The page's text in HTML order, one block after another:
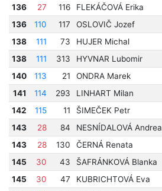
136
27 116 FLEKÁČOVÁ Erika
136
110 117 OSLOVIČ Jozef
138
111 73 HUJER Michal
138
111 313 HYVNAR Lubomir
140
113 21 ONDRA Marek
141
114 293 LINHART Milan
142
115 11 ŠIMEČEK Petr
143
28 84 NESNÍDALOVÁ Andrea
143
28 130 ČERNÁ Renata
145
30 43 ŠAFRÁNKOVÁ Blanka
145
30 47 KUBRICHTOVÁ Eva